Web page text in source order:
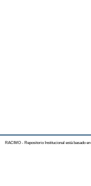
RACIMO - Repositorio Institucional está basado en